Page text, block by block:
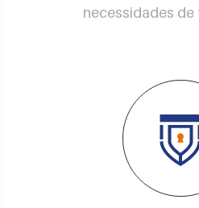
necessidades de